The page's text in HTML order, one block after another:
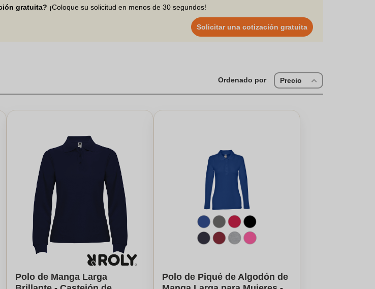
gratuita? ¡Coloque su solicitud en menos de 30 segundos!
Solicitar una cotización gratuita
Ordenado por Precio
Polo de Manga Larga
Polo de Piqué de Algodón de